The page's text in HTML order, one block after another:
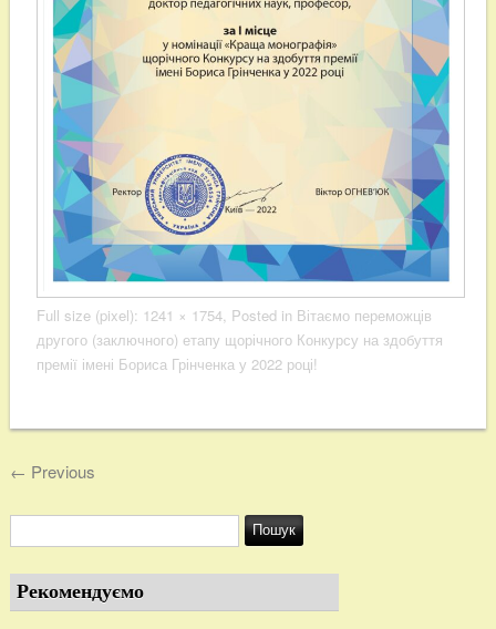
Full size (pixel): 1241 × 1754, Posted in Вітаємо переможців
другого (заключного) етапу щорічного Конкурсу на здобуття
премії імені Бориса Грінченка у 2022 році!
← Previous
Рекомендуємо